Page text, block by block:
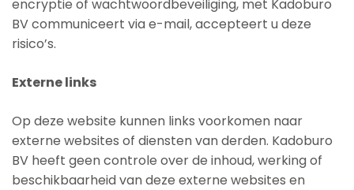
encryptie of wachtwoordbeveiliging, met Kadoburo
BV communiceert via e-mail, accepteert u deze
risico’s.
Externe links
Op deze website kunnen links voorkomen naar
externe websites of diensten van derden. Kadoburo
BV heeft geen controle over de inhoud, werking of
beschikbaarheid van deze externe websites en